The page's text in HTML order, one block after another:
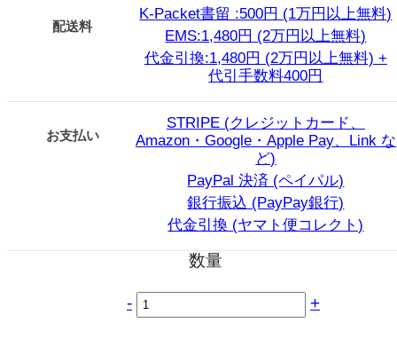
配送料
K-Packet書留 :500円 (1万円以上無料)
EMS:1,480円 (2万円以上無料)
代金引換:1,480円 (2万円以上無料) +
代引手数料400円
お支払い
STRIPE (クレジットカード、
Amazon・Google・Apple Pay、Link な
ど)
PayPal 決済 (ペイパル)
銀行振込 (PayPay銀行)
代金引換 (ヤマト便コレクト)
数量
- +